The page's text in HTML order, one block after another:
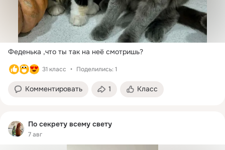
Феденька ,что ты так на неё смотришь?
31 класс Поделились: 1
Комментировать 1 Класс
По секрету всему свету
7 авг